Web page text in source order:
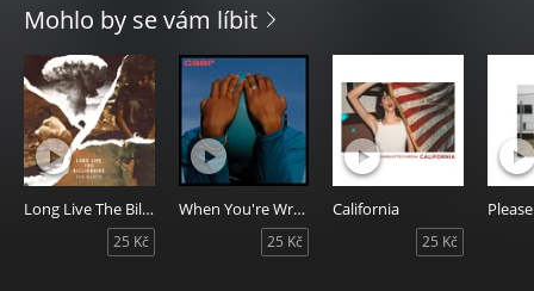
Mohlo by se vám líbit
Long Live The Billionaire
25 Kč
When You're Wrong
25 Kč
California
25 Kč